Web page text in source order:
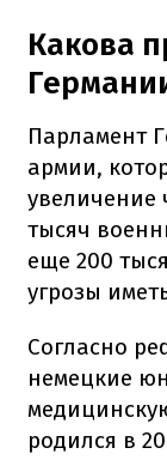
Какова
Парламент
армии,
увеличение
тысяч
еще 200
угрозы
Согласно
немецкие
родился в